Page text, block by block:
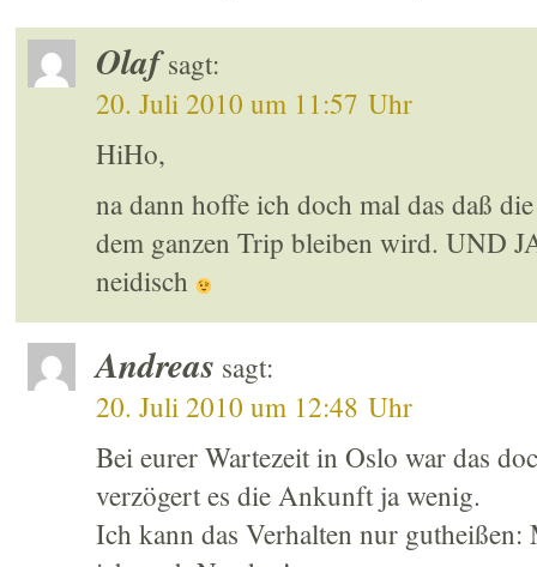
Olaf sagt:
20. Juli 2010 um 11:57 Uhr
HiHo,
na dann hoffe ich doch mal das daß
dem ganzen Trip bleiben wird. UND
neidisch
Andreas sagt:
20. Juli 2010 um 12:48 Uhr
Bei eurer Wartezeit in Oslo war das
verzögert es die Ankunft ja wenig.
Ich kann das Verhalten nur